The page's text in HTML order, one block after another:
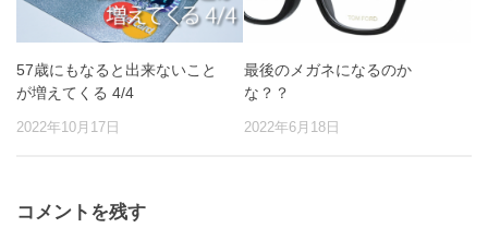
57歳にもなると出来ないこと
が増えてくる 4/4
2022年10月17日
最後のメガネになるのか
な？？
2022年6月18日
コメントを残す